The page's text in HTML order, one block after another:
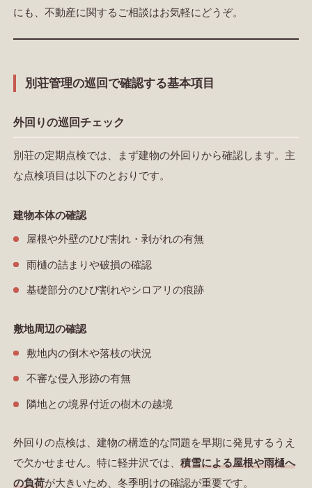
にも、不動産に関するご相談はお気軽にどうぞ。
別荘管理の巡回で確認する基本項目
外回りの巡回チェック
別荘の定期点検では、まず建物の外回りから確認します。主
な点検項目は以下のとおりです。
建物本体の確認
屋根や外壁のひび割れ・剥がれの有無
雨樋の詰まりや破損の確認
基礎部分のひび割れやシロアリの痕跡
敷地周辺の確認
敷地内の倒木や落枝の状況
不審な侵入形跡の有無
隣地との境界付近の樹木の越境
外回りの点検は、建物の構造的な問題を早期に発見するうえ
で欠かせません。特に軽井沢では、積雪による屋根や雨樋へ
の負荷が大きいため、冬季明けの確認が重要です。